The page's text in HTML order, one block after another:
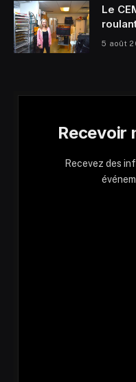
Le
5 août
Recevoir
Recevez des